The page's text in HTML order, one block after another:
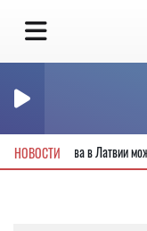
НОВОСТИправа в Латвии